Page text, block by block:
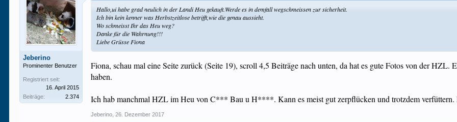
Jeberino
Prominenter Benutzer
Registriert seit:
16. April 2015
Beiträge:
2.374
Hallo,ui habe grad neulich in der Landi Heu gekauft.Werde es in demfall wegschmeissen zur sicherheit.
Ich bin kein kenner was Herbstzeitlose betrifft,wie die genau aussieht.
Wo schmeisst Ihr das Heu weg?
Danke für die Wahrnung!!!
Liebe Grüsse Fiona
Fiona, schau mal eine Seite zurück (Seite 19), scroll 4,5 Beiträge nach unten, da hat es gute Fotos von der
haben.
Ich hab manchmal HZL im Heu von C*** Bau u H****. Kann es meist gut zerpflücken und trotzdem verfüttern.
Jeberino 26. Dezember 2017